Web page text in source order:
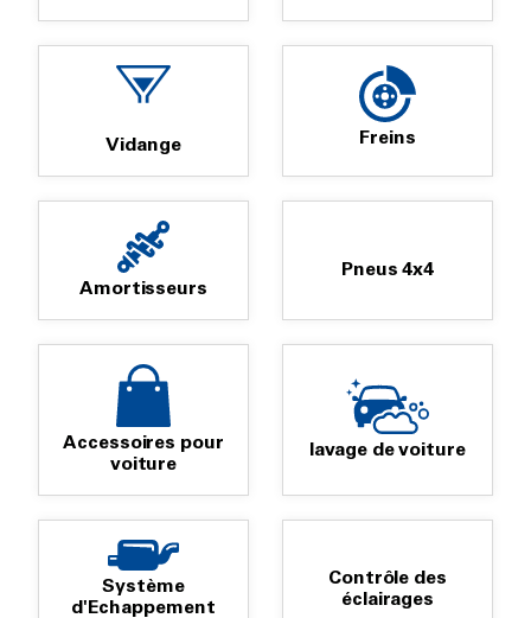
Vidange Freins
Amortisseurs
Pneus 4x4
Accessoires pour
voiture
lavage de voiture
Système
d'Echappement
Contrôle des
éclairages